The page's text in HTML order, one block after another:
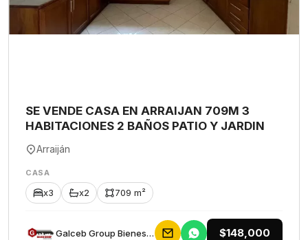
SE VENDE CASA EN ARRAIJAN 709M 3
HABITACIONES 2 BAÑOS PATIO Y JARDIN
Arraiján
CASA
x3 x2 709 m²
Galceb Group Bienes Raices $148,000